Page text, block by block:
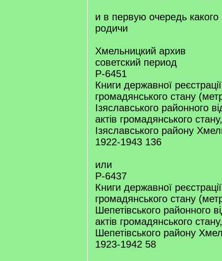
и в первую очередь
родичи
Хмельницкий архив
советский период
Р-6451
Книги державної реєстрації
громадянського стану
Ізяславського районного
актів громадянського
Ізяславського району
1922-1943 136
или
Р-6437
Книги державної реєстрації
громадянського стану
Шепетівського районного
актів громадянського
Шепетівського району
1923-1942 58